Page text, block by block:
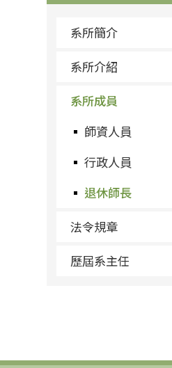
系所簡介
系所介紹
系所成員
師資人員
行政人員
退休師長
法令規章
歷屆系主任